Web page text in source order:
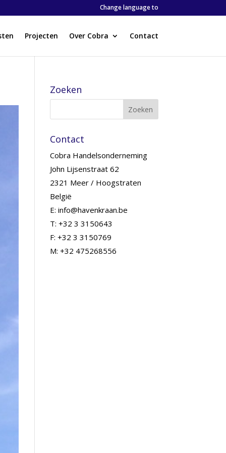
Change language to
Projecten Over Cobra Contact
Zoeken
Contact
Cobra Handelsonderneming
John Lijsenstraat 62
2321 Meer / Hoogstraten
België
E: info@havenkraan.be
T: +32 3 3150643
F: +32 3 3150769
M: +32 475268556